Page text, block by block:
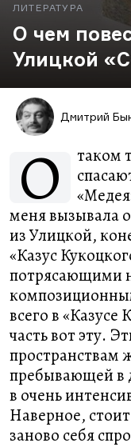
ЛИТЕРАТУРА
О чем
Улицкой
Дмитрий
О
таком
меня вызывала
из Улицкой,
«Казус
потрясающими
всего в
часть вот эту.
пребывающей в
в очень
Наверное,
заново себя